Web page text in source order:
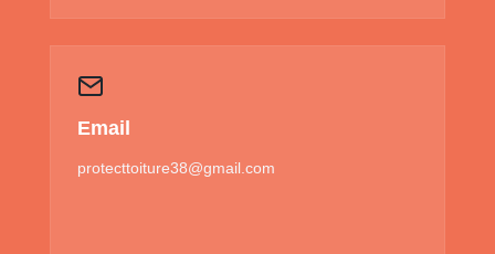
Email
protecttoiture38@gmail.com